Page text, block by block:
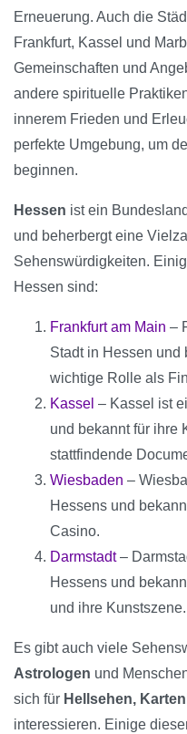
Erneuerung. Auch die
Frankfurt, Kassel und
Gemeinschaften und
andere spirituelle
innerem Frieden und
perfekte Umgebung, um
beginnen.
Hessen ist ein
und beherbergt eine
Sehenswürdigkeiten.
Hessen sind:
Frankfurt am Main –
Stadt in Hessen und
wichtige Rolle als
Kassel – Kassel ist
und bekannt für ihre
stattfindende
Wiesbaden –
Hessens und
Casino.
Darmstadt–
Hessens und
und ihre Kunstszene.
Es gibt auch viele
Astrologen und
sich für Hellsehen,
interessieren. Einige